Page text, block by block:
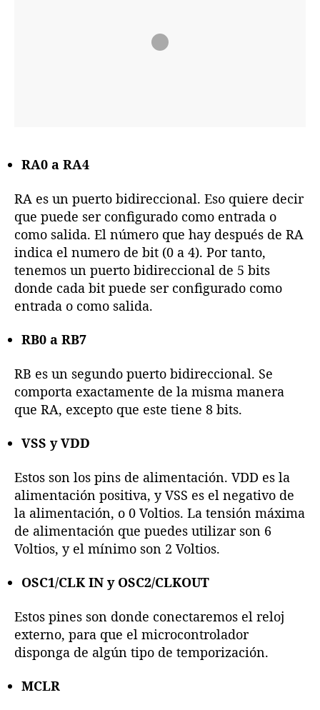
RA0 a RA4
RA es un puerto bidireccional. Eso quiere decir
que puede ser configurado como entrada o
como salida. El número que hay después de RA
indica el numero de bit (0 a 4). Por tanto,
tenemos un puerto bidireccional de 5 bits
donde cada bit puede ser configurado como
entrada o como salida.
RB0 a RB7
RB es un segundo puerto bidireccional. Se
comporta exactamente de la misma manera
que RA, excepto que este tiene 8 bits.
VSS y VDD
Estos son los pins de alimentación. VDD es la
alimentación positiva, y VSS es el negativo de
la alimentación, o 0 Voltios. La tensión máxima
de alimentación que puedes utilizar son 6
Voltios, y el mínimo son 2 Voltios.
OSC1/CLK IN y OSC2/CLKOUT
Estos pines son donde conectaremos el reloj
externo, para que el microcontrolador
disponga de algún tipo de temporización.
MCLR